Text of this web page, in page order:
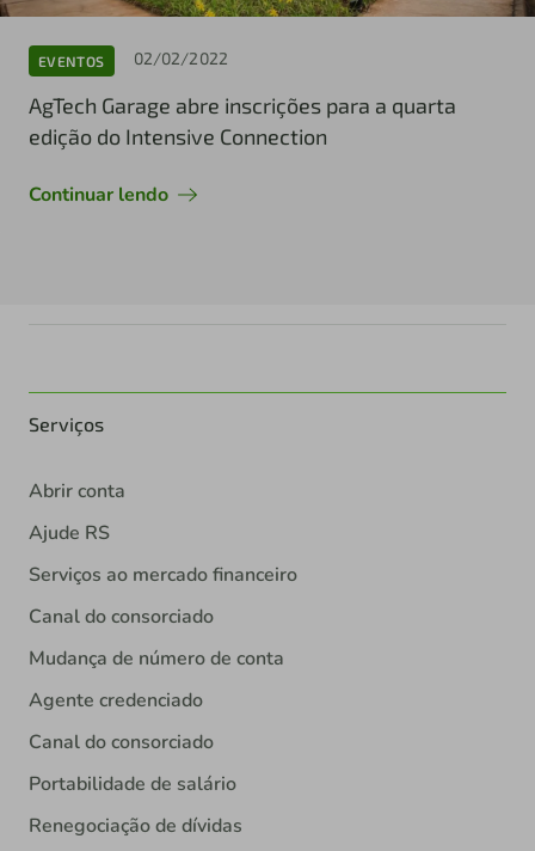
EVENTOS 02/02/2022
AgTech Garage abre inscrições para a quarta
edição do Intensive Connection
Continuar lendo
Serviços
Abrir conta
Ajude RS
Serviços ao mercado financeiro
Canal do consorciado
Mudança de número de conta
Agente credenciado
Canal do consorciado
Portabilidade de salário
Renegociação de dívidas